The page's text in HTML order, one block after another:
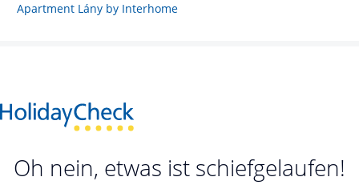
Apartment Lány by Interhome
Oh nein, etwas ist schiefgelaufen!